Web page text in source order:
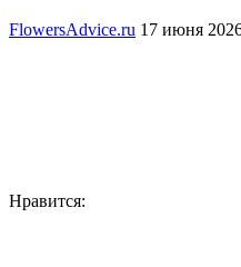
FlowersAdvice.ru 17 июня
Нравится: